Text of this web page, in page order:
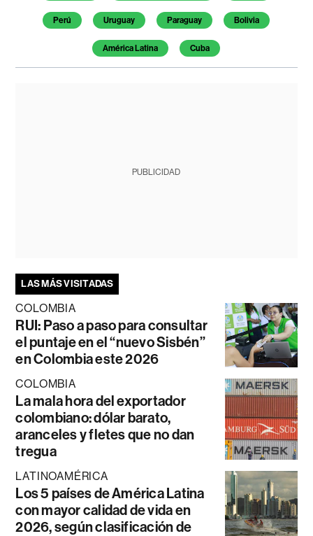
Perú Uruguay Paraguay Bolivia
América Latina Cuba
PUBLICIDAD
LAS MÁS VISITADAS
COLOMBIA
RUI: Paso a paso para consultar
el puntaje en el “nuevo Sisbén”
en Colombia este 2026
COLOMBIA
La mala hora del exportador
colombiano: dólar barato,
aranceles y fletes que no dan
tregua
LATINOAMÉRICA
Los 5 países de América Latina
con mayor calidad de vida en
2026, según clasificación de